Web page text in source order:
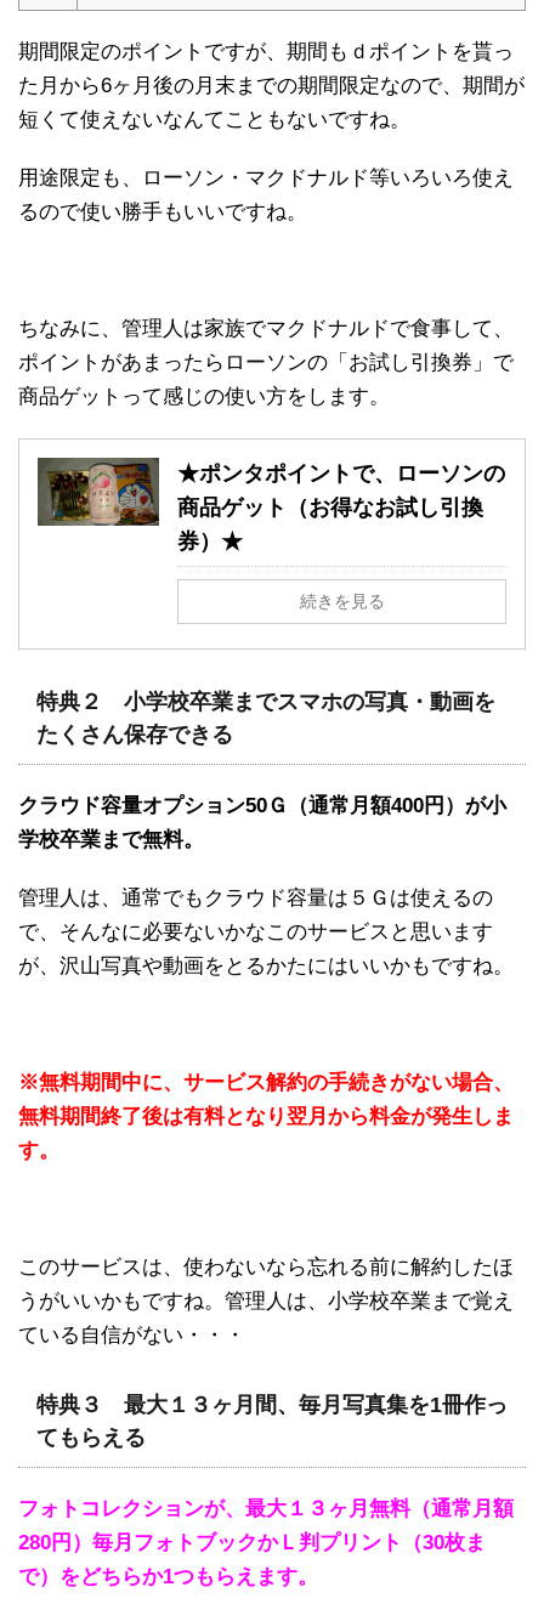
期間限定のポイントですが、期間もｄポイントを貰っ
た月から6ヶ月後の月末までの期間限定なので、期間が
短くて使えないなんてこともないですね。
用途限定も、ローソン・マクドナルド等いろいろ使え
るので使い勝手もいいですね。
ちなみに、管理人は家族でマクドナルドで食事して、
ポイントがあまったらローソンの「お試し引換券」で
商品ゲットって感じの使い方をします。
★ポンタポイントで、ローソンの
商品ゲット（お得なお試し引換
券）★
続きを見る
特典２ 小学校卒業までスマホの写真・動画を
たくさん保存できる
クラウド容量オプション50Ｇ（通常月額400円）が小
学校卒業まで無料。
管理人は、通常でもクラウド容量は５Ｇは使えるの
で、そんなに必要ないかなこのサービスと思います
が、沢山写真や動画をとるかたにはいいかもですね。
※無料期間中に、サービス解約の手続きがない場合、
無料期間終了後は有料となり翌月から料金が発生しま
す。
このサービスは、使わないなら忘れる前に解約したほ
うがいいかもですね。管理人は、小学校卒業まで覚え
ている自信がない・・・
特典３ 最大１３ヶ月間、毎月写真集を1冊作っ
てもらえる
フォトコレクションが、最大１３ヶ月無料（通常月額
280円）毎月フォトブックかＬ判プリント（30枚ま
で）をどちらか1つもらえます。